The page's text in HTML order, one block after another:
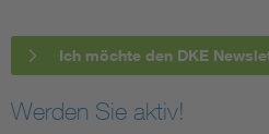
Ich möchte den DKE
Werden Sie aktiv!